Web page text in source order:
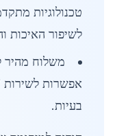
לשיפור האיכות
משלוח מהיר
בעיות.